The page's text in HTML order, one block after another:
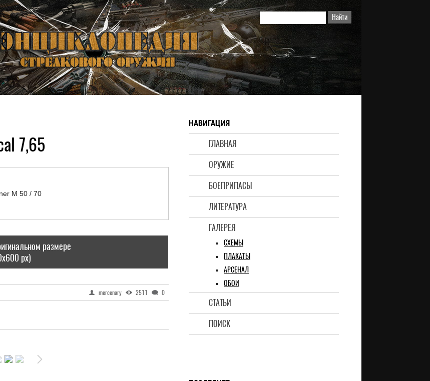
НАВИГАЦИЯ
ГЛАВНАЯ
ОРУЖИЕ
БОЕПРИПАСЫ
ЛИТЕРАТУРА
ГАЛЕРЕЯ
СХЕМЫ
ПЛАКАТЫ
АРСЕНАЛ
ОБОИ
СТАТЬИ
ПОИСК
7,65
размере
px)
mercenary 2511 0